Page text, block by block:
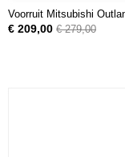
Voorruit Mitsubishi
€ 209,00 € 279,00